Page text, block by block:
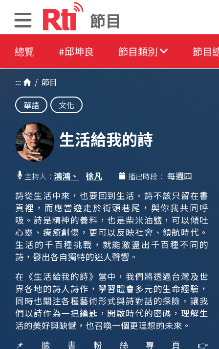
節目
總覽 #邱坤良 節目類別 節目
::: / 節目
華語
文化
生活給我的詩
主持人： 鴻鴻、 徐凡 播出時段： 每週四
詩從生活中來，也要回到生活。詩不該只留在書
頁裡，而應當遊走於街頭巷尾，與你我共同呼
吸。詩是精神的養料，也是柴米油鹽，可以傾吐
心靈、療癒創傷，更可以反映社會、領航時代。
生活的千百種挑戰，就能激盪出千百種不同的
詩，發出各自獨特的迷人聲響。
在《生活給我的詩》當中，我們將透過台灣及世
界各地的詩人詩作，學習體會多元的生命經驗，
同時也關注各種藝術形式與詩對話的探險。讓我
們以詩作為一把鑰匙，開啟時代的密碼，理解生
活的美好與缺憾，也召喚一個更理想的未來。
📌臉書粉絲專頁👉